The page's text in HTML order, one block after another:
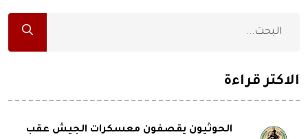
الاكثر قراءة
الحوثيون يقصفون معسكرات الجيش عقب